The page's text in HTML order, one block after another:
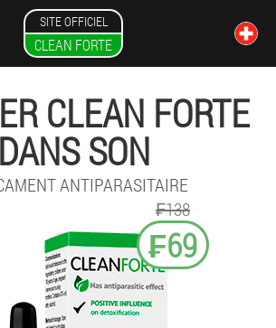
SITE OFFICIEL
CLEAN FORTE
CLEAN FORTE
DANS SON
ANTIPARASITAIRE
₣138
₣69